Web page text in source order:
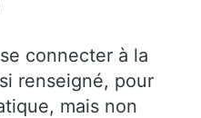
connecter à la
renseigné, pour
mais non